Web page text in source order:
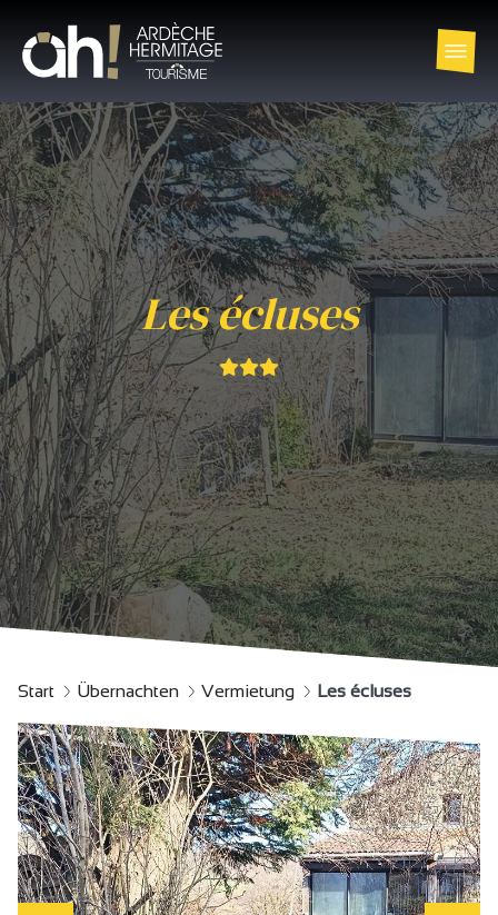
Les écluses
Start Übernachten Vermietung Les écluses